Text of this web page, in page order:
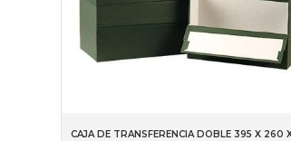
CAJA DE TRANSFERENCIA DOBLE 395 X 260